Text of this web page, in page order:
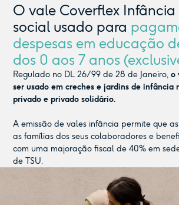
O vale Coverflex Infância
social usado para
despesas em educação
dos 0 aos 7 anos
Regulado no DL 26/99 de 28 de Janeiro,o
ser usado em creches e jardins de infância
privado e privado solidário.
A emissão de vales infância permite que
as famílias dos seus colaboradores e
com uma majoração fiscal de 40% em
de TSU.